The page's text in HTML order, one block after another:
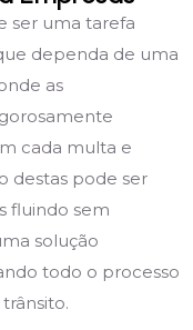
ser uma tarefa
dependa de uma
as
cada multa e
destas pode ser
fluindo sem
solução
todo o processo